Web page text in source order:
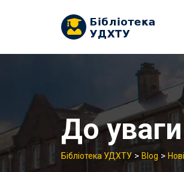
До
Бібліотека УДХТУ > Blog >